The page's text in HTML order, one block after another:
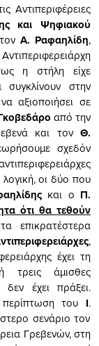
Αντιπεριφέρειες
και Ψηφιακού
Α. Ραφαηλίδη,
η στήλη είχε
στην
αξιοποιήσει σε
από την
και τονΘ.
σχεδόν
οι δύο που
και ο Π.
ότι θα τεθούν
επικρατέστερα
,
έχει τη
τρεις άμισθες
δεν έχει πράξει.
περίπτωση του Ι.
σενάριο τον
Γρεβενών, στη